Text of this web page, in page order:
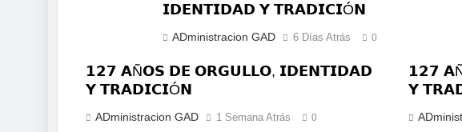
𝗜𝗗𝗘𝗡𝗧𝗜𝗗𝗔𝗗 𝗬 𝗧𝗥𝗔𝗗𝗜𝗖𝗜Ó𝗡
ADministracion GAD 6 Días Atrás 0
𝟭𝟮𝟳 𝗔Ñ𝗢𝗦 𝗗𝗘 𝗢𝗥𝗚𝗨𝗟𝗟𝗢, 𝗜𝗗𝗘𝗡𝗧𝗜𝗗𝗔𝗗
𝗬 𝗧𝗥𝗔𝗗𝗜𝗖𝗜Ó𝗡
ADministracion GAD 1 Semana Atrás 0
𝟭𝟮𝟳
𝗬